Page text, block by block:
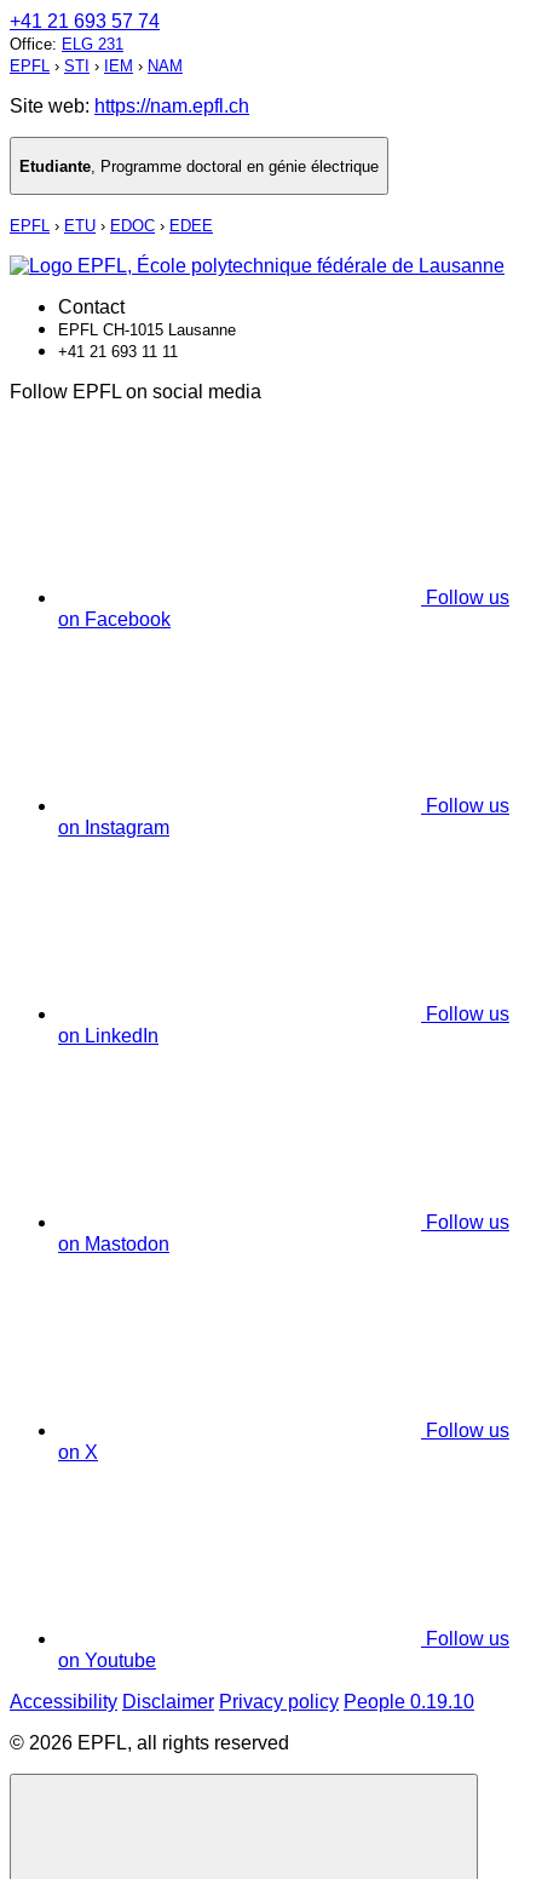
+41 21 693 57 74
Office: ELG 231
EPFL › STI › IEM › NAM
Site web: https://nam.epfl.ch
Etudiante Programme doctoral en génie électrique
EPFL › ETU › EDOC › EDEE
Contact
EPFL CH-1015 Lausanne
+41 21 693 11 11
Follow EPFL on social media
Follow us
on Facebook
Follow us
on Instagram
Follow us
on LinkedIn
Follow us
on Mastodon
Follow us
on X
Follow us
on Youtube
Accessibility Disclaimer Privacy policy People 0.19.10
© 2026 EPFL, all rights reserved